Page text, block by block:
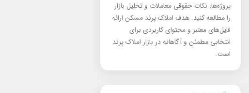
پروژه‌ها، نکات حقوقی معاملات و تحلیل بازار
را مطالعه کنید. هدف املاک پرند مسکن ارائه
فایل‌های معتبر و محتوای کاربردی برای
انتخابی مطمئن و آگاهانه در بازار املاک پرند
است.